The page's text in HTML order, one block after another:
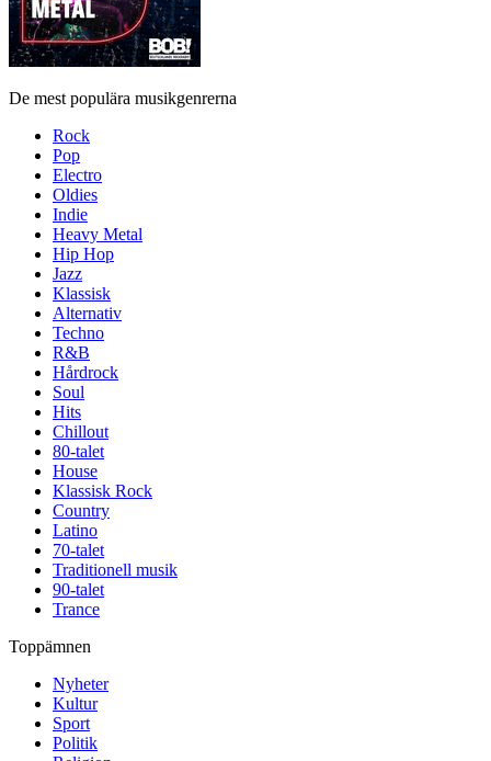
De mest populära musikgenrerna
Rock
Pop
Electro
Oldies
Indie
Heavy Metal
Hip Hop
Jazz
Klassisk
Alternativ
Techno
R&B
Hårdrock
Soul
Hits
Chillout
80-talet
House
Klassisk Rock
Country
Latino
70-talet
Traditionell musik
90-talet
Trance
Toppämnen
Nyheter
Kultur
Sport
Politik